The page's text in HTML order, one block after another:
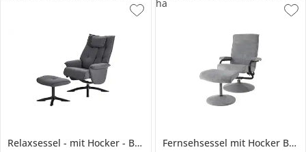
Relaxsessel mit Hocker
Betsy
Fernsehsessel mit Hocker Bobetha
ha